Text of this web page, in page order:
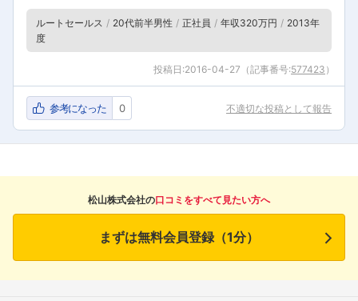
ルートセールス 20代前半男性 正社員 年収320万円
2013年
度
投稿日:2016-04-27 （記事番号:577423 ）
参考になった 0 不適切な投稿として報告
松山株式会社の口コミをすべて見たい方へ
まずは無料会員登録（1分）